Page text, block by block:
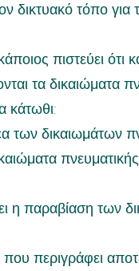
δικτυακό τόπο
πιστεύει ότι
τα δικαιώματα
κάτωθι:
δικαιωμάτων
η παραβίαση των
περιγράφει